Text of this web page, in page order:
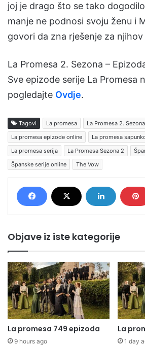
joj je drago što se tako
manje ne podnosi svoju ženu i
govori da zna rješenje za njihov
La Promesa 2. Sezona –
Sve epizode serije La Promesa
pogledajte Ovdje.
Tagovi La promesa
La Promesa 2. Sezona
La promesa epizode online
La promesa
La promesa serija
La Promesa Sezona 2
Španske serije online
The Vow
Objave iz iste kategorije
La promesa 749 epizoda
9 hours ago
La
1 day